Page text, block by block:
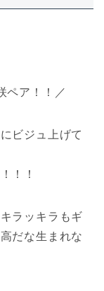
ペア！！／
ビジュ上げて
！！
ラッキラもギ
だな生まれな